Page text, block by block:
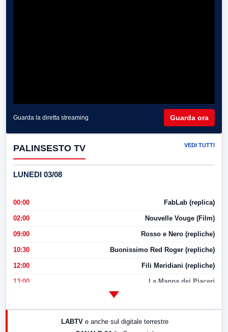
Guarda la diretta streaming Guarda ora
PALINSESTO TV VEDI TUTTI
LUNEDI 03/08
00:00 FabLab (replica)
02:00 Nouvelle Vouge (Film)
09:00 Rosso e Nero (repliche)
10:30 Buonissimo Red Roger (repliche)
12:00 Fili Meridiani (repliche)
13:00 La Mappa dei Piaceri
LABTV e anche sul digitale terrestre